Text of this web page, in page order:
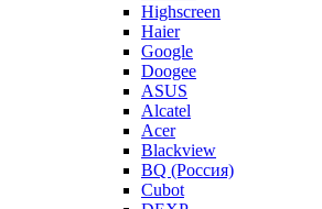
Highscreen
Haier
Google
Doogee
ASUS
Alcatel
Acer
Blackview
BQ (Россия)
Cubot